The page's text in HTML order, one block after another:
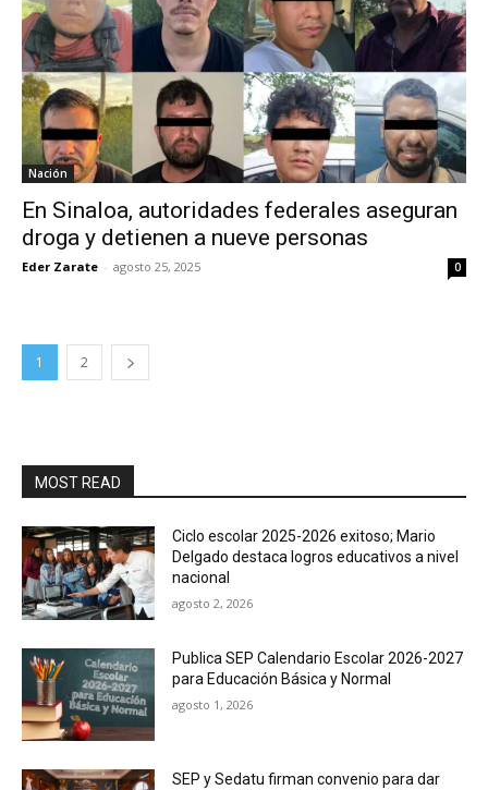
Nación
En Sinaloa, autoridades federales aseguran
droga y detienen a nueve personas
Eder Zarate - agosto 25, 2025 0
1 2
MOST READ
Ciclo escolar 2025-2026 exitoso; Mario
Delgado destaca logros educativos a nivel
nacional
agosto 2, 2026
Publica SEP Calendario Escolar 2026-2027
para Educación Básica y Normal
agosto 1, 2026
SEP y Sedatu firman convenio para dar